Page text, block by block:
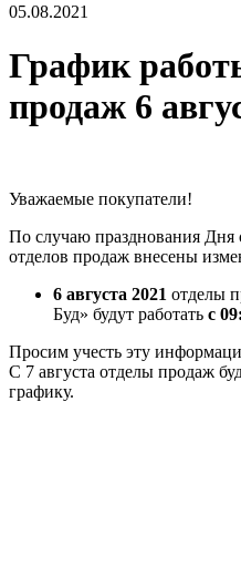
05.08.2021
График
продаж 6
Уважаемые покупатели!
По случаю празднования Дня
отделов продаж внесены
6 августа 2021 отделы
Буд» будут работать с
Просим учесть эту
С 7 августа отделы продаж
графику.